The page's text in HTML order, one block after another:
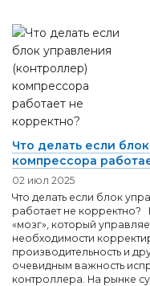
Что делать если
компрессора
02 июл 2025
Что делать если блок
работает не корректно?
«мозг», который
необходимости
производительность и
очевидным важность
контроллера. На рынке